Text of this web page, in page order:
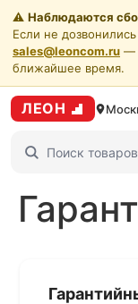
⚠️ Наблюдаются
Если не
sales@leoncom.ru —
ближайшее время.
ЛЕОН